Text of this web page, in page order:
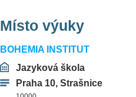
Místo výuky
BOHEMIA INSTITUT
Jazyková škola
Praha 10, Strašnice